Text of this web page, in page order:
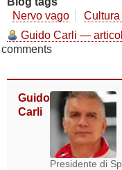
Nervo vago
Cultura
Guido Carli —
comments
Guido
Carli
Presidente di